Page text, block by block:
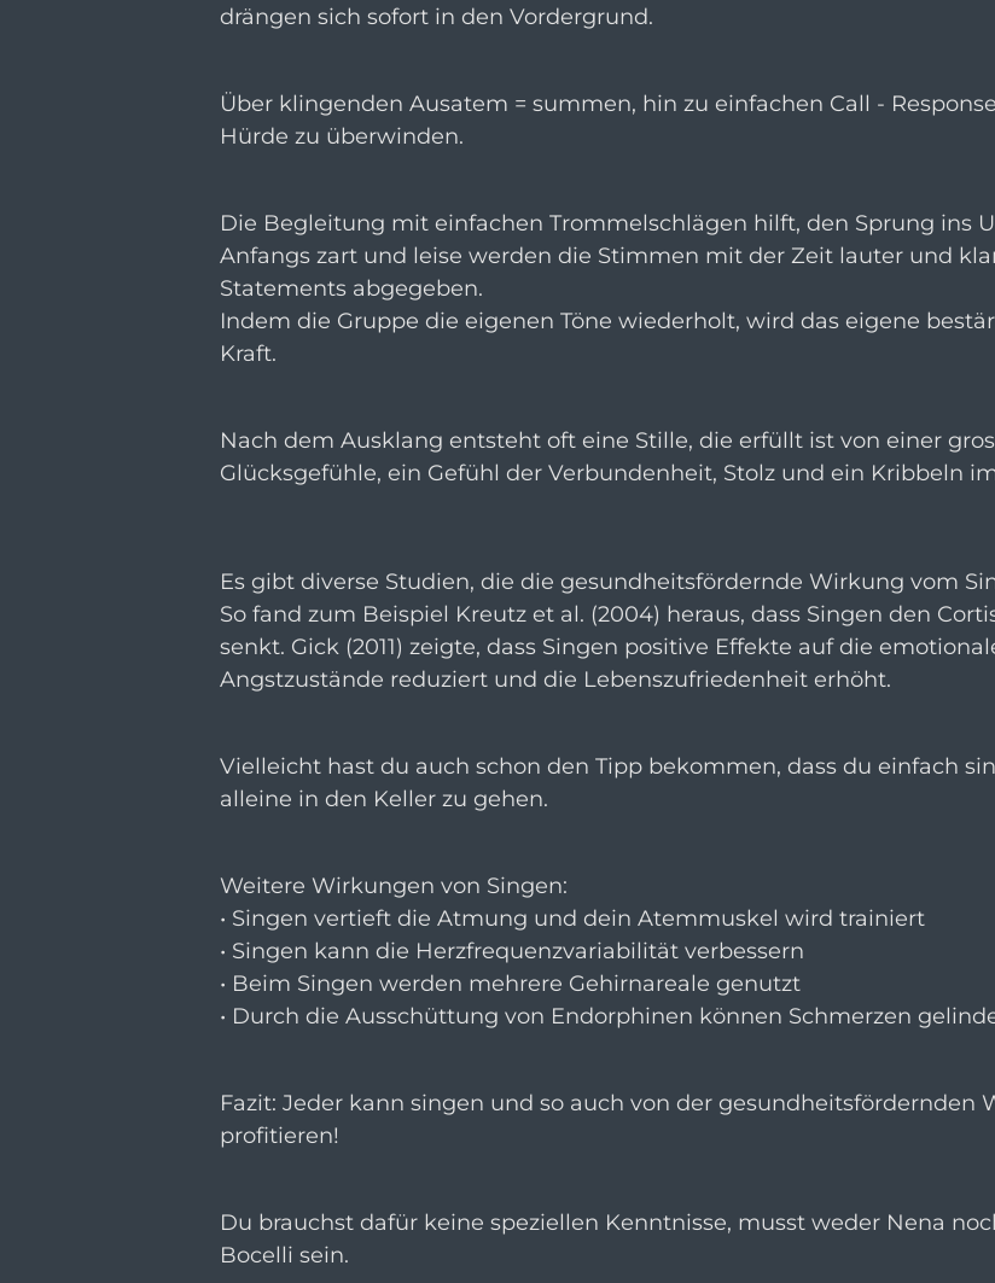
drängen sich sofort in den Vordergrund.
Über klingenden Ausatem = summen, hin zu einfachen Call -
Hürde zu überwinden.
Die Begleitung mit einfachen Trommelschlägen hilft, den Sprung ins
Anfangs zart und leise werden die Stimmen mit der Zeit lauter und
Statements abgegeben.
Indem die Gruppe die eigenen Töne wiederholt, wird das eigene
Kraft.
Nach dem Ausklang entsteht oft eine Stille, die erfüllt ist von einer
Glücksgefühle, ein Gefühl der Verbundenheit, Stolz und ein Kribbeln
Es gibt diverse Studien, die die gesundheitsfördernde Wirkung vom
So fand zum Beispiel Kreutz et al. (2004) heraus, dass Singen den
senkt. Gick (2011) zeigte, dass Singen positive Effekte auf die
Angstzustände reduziert und die Lebenszufriedenheit erhöht.
Vielleicht hast du auch schon den Tipp bekommen, dass du einfach
alleine in den Keller zu gehen.
Weitere Wirkungen von Singen:
• Singen vertieft die Atmung und dein Atemmuskel wird trainiert
• Singen kann die Herzfrequenzvariabilität verbessern
• Beim Singen werden mehrere Gehirnareale genutzt
• Durch die Ausschüttung von Endorphinen können Schmerzen
Fazit: Jeder kann singen und so auch von der gesundheitsfördernden
profitieren!
Du brauchst dafür keine speziellen Kenntnisse, musst weder Nena
Bocelli sein.